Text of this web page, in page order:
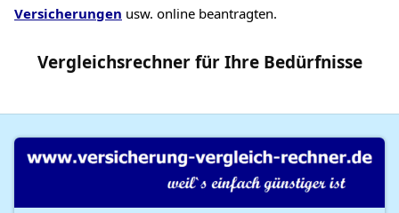
Versicherungen usw. online beantragten.
Vergleichsrechnerfür Ihre Bedürfnisse